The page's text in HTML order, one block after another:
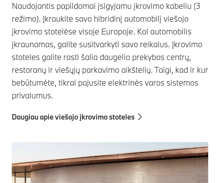
Naudojantis papildomai įsigyjamu įkrovimo kabeliu (3
režimo). Įkraukite savo hibridinį automobilį viešojo
įkrovimo stotelėse visoje Europoje. Kol automobilis
įkraunamas, galite susitvarkyti savo reikalus. Įkrovimo
stoteles galite rasti šalia daugelio prekybos centrų,
restoranų ir viešųjų parkavimo aikštelių. Taigi, kad ir kur
bebūtumėte, tikrai pajusite elektrinės varos sistemos
privalumus.
Daugiau apie viešojo įkrovimo stoteles